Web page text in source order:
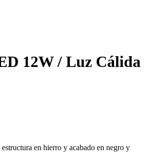
12W / Luz Cálida
en hierro y acabado en negro y